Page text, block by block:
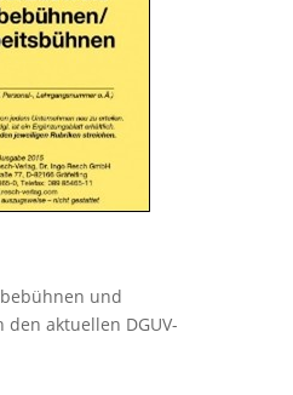
und
aktuellen DGUV-